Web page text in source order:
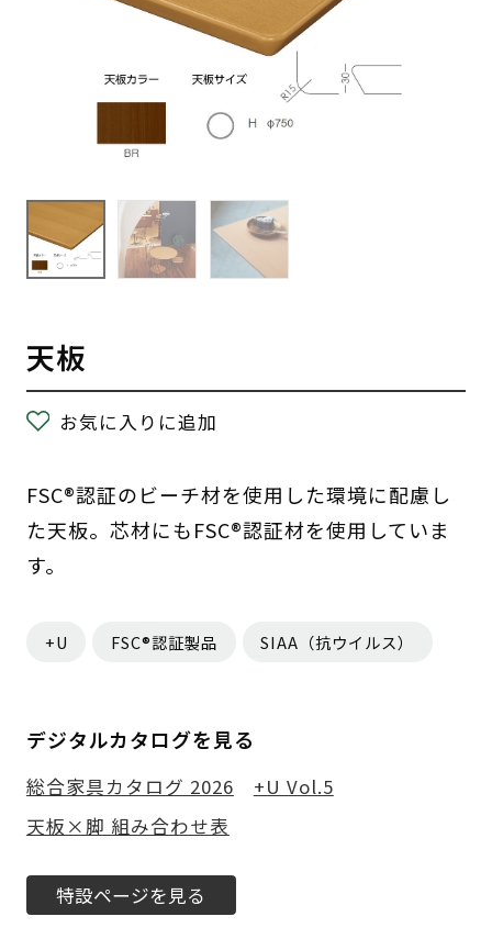
天板
お気に入りに追加
FSC®認証のビーチ材を使用した環境に配慮し
た天板。芯材にもFSC®認証材を使用していま
す。
+U FSC®認証製品 SIAA（抗ウイルス）
デジタルカタログを見る
総合家具カタログ 2026
+U Vol.5
天板×脚 組み合わせ表
特設ページを見る